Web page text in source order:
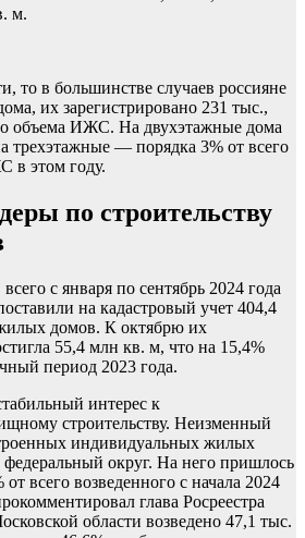
м.
то в большинстве случаев россияне
их зарегистрировано 231 тыс.,
объема ИЖС. На двухэтажные дома
трехэтажные — порядка 3% от всего
в этом году.
по строительству
с января по сентябрь 2024 года
на кадастровый учет 404,4
домов. К октябрю их
55,4 млн кв. м, что на 15,4%
период 2023 года.
интерес к
строительству. Неизменный
индивидуальных жилых
округ. На него пришлось
всего возведенного с начала 2024
глава Росреестра
области возведено 47,1 тыс.